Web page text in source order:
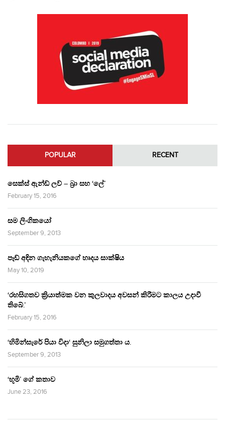
POPULAR RECENT
සෙක්ස් ඇන්ඩ් ලව් – බ්‍රා සහ ‘ලේ’
February 15, 2016
සම ලිංගිකයෝ
September 9, 2013
පෑඩ් අඳින ගැහැනියකගේ හෘදය සාක්ෂිය
May 10, 2019
‘රහසිගතව ක්‍රියාත්මක වන කුලවාදය අවසන් කිරීමට කාලය උදාවී
තිබේ.’
February 15, 2016
‘හිමින්සැරේ පියා විදා‘ සුනිලා සමුගත්තා ය.
September 9, 2013
‘භූමි’ ගේ කතාව
June 23, 2016